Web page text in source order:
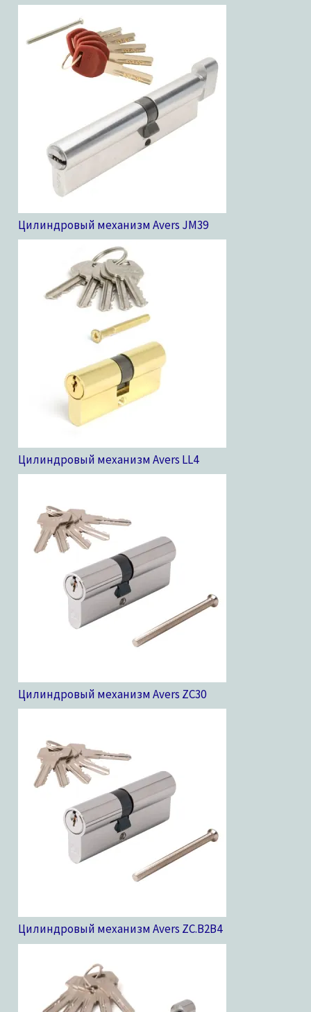
Цилиндровый механизм Avers JM39
Цилиндровый механизм Avers LL4
Цилиндровый механизм Avers ZC30
Цилиндровый механизм Avers ZC.B2B4